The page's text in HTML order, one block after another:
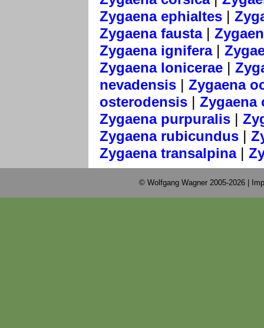
Zygaena ephialtes |
Zygaena fausta|
Zygaena ignifera|
Zygaena lonicerae |
nevadensis | Zygaena
osterodensis | Zygaena
Zygaena purpuralis |
Zygaena rubicundus |
Zygaena transalpina|
© Wolfgang Wagner 2005-2026 |